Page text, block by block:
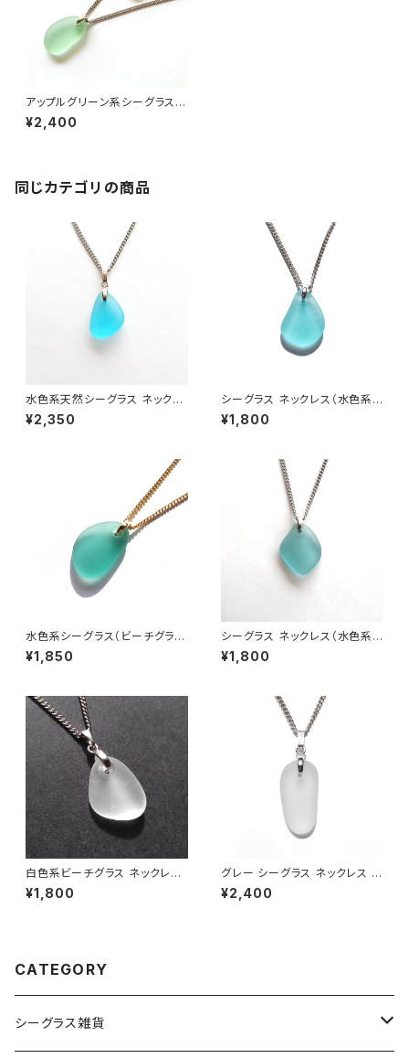
アップルグリーン系シーグラス
ネックレス BN-68
¥2,400
同じカテゴリの商品
水色系天然シーグラス ネックレ
ス BN-95
¥2,350
シーグラス ネックレス（水色系）
BN-91
¥1,800
水色系シーグラス（ビーチグラ
ス） ネックレス BN-94
¥1,850
シーグラス ネックレス（水色系）
MN-33
¥1,800
白色系ビーチグラス ネックレス
BN-92
¥1,800
グレー シーグラス ネックレス B
N-83
¥2,400
CATEGORY
シーグラス雑貨